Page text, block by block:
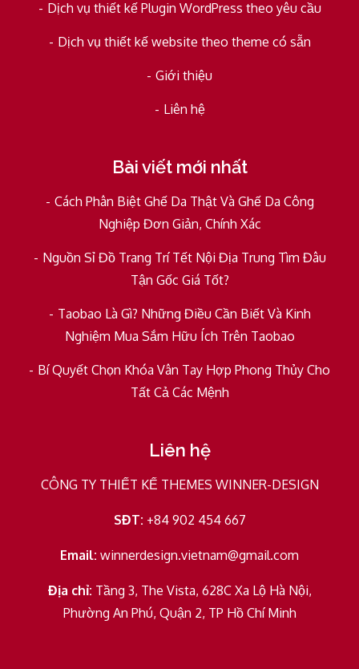
Dịch vụ thiết kế Plugin WordPress theo yêu cầu
Dịch vụ thiết kế website theo theme có sẵn
Giới thiệu
Liên hệ
Bài viết mới nhất
Cách Phân Biệt Ghế Da Thật Và Ghế Da Công
Nghiệp Đơn Giản, Chính Xác
Nguồn Sỉ Đồ Trang Trí Tết Nội Địa Trung Tìm Đâu
Tận Gốc Giá Tốt?
Taobao Là Gì? Những Điều Cần Biết Và Kinh
Nghiệm Mua Sắm Hữu Ích Trên Taobao
Bí Quyết Chọn Khóa Vân Tay Hợp Phong Thủy Cho
Tất Cả Các Mệnh
Liên hệ
CÔNG TY THIẾT KẾ THEMES WINNER-DESIGN
SĐT: +84 902 454 667
Email: winnerdesign.vietnam@gmail.com
Địa chỉ: Tầng 3, The Vista, 628C Xa Lộ Hà Nội,
Phường An Phú, Quận 2, TP Hồ Chí Minh